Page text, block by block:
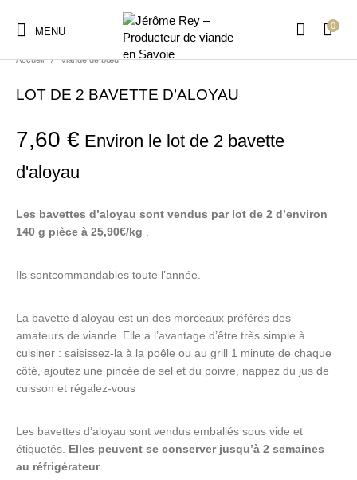
MENU
0
Accueil / Viande de bœuf
LOT DE 2 BAVETTE D’ALOYAU
7,60€ Environ le lot de 2 bavette
d'aloyau
Les bavettes d’aloyau sont vendus par lot de 2 d’environ
140 g pièce à 25,90€/kg
Ils sontcommandables toute l’année.
La bavette d’aloyau est un des morceaux préférés des
amateurs de viande. Elle a l’avantage d’être très simple à
cuisiner : saisissez-la à la poêle ou au grill 1 minute de chaque
côté, ajoutez une pincée de sel et du poivre, nappez du jus de
cuisson et régalez-vous
Les bavettes d’aloyau sont vendus emballés sous vide et
étiquetés. Elles peuvent se conserver jusqu’à 2 semaines
au réfrigérateur